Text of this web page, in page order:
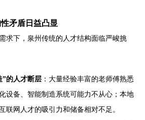
矛盾日益凸显
求下，泉州传统的人才结构面临严峻挑
”的人才断层 ：大量经验丰富的老师傅熟悉
设备、智能制造系统可能力不从心；本地
联网人才的吸引力和储备相对不足。